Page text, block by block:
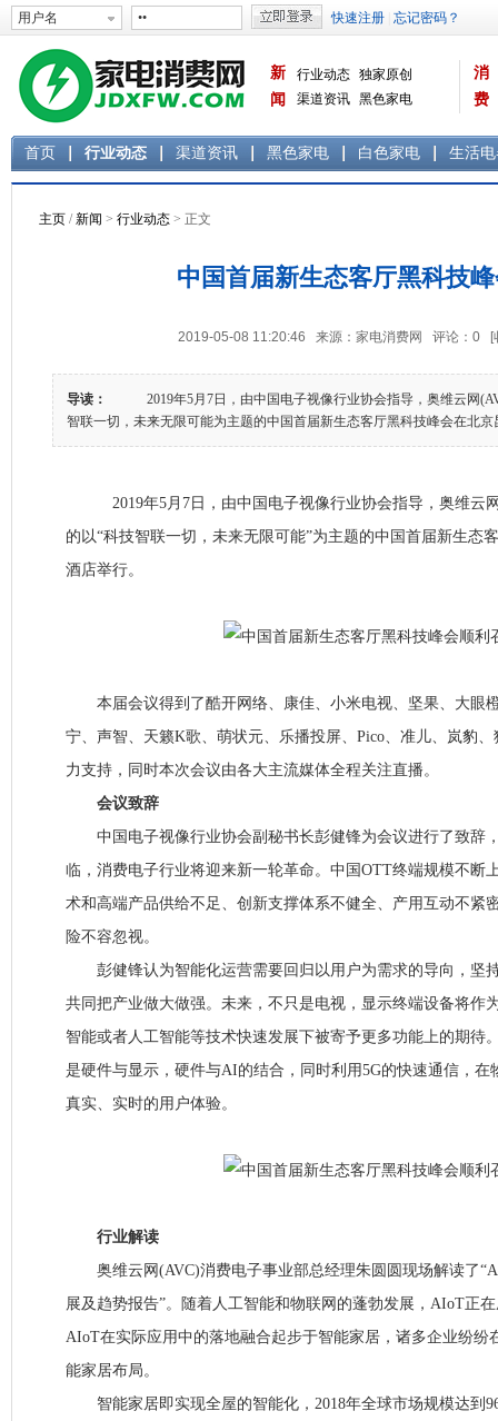
新
闻
行业动态 独家原创
渠道资讯 黑色家电
消
费
首页 行业动态 渠道资讯 黑色家电 白色家电 生活
主页 /新闻 > 行业动态 > 正文
中国首届新生态客厅黑科技
2019-05-08 11:20:46 来源：家电消费网 评论： 0 [
导读：
2019年5月7日，由中国电子视像行业协会指导，奥维云网
智联一切，未来无限可能为主题的中国首届新生态客厅黑科技峰会
2019年5月7日，由中国电子视像行业协会指导，奥维云网
的以“科技智联一切，未来无限可能”为主题的中国首届新生态
酒店举行。
本届会议得到了酷开网络、康佳、小米电视、坚果、大眼
宁、声智、天籁K歌、萌状元、乐播投屏、Pico、准儿、岚豹
力支持，同时本次会议由各大主流媒体全程关注直播。
会议致辞
中国电子视像行业协会副秘书长彭健锋为会议进行了致辞
临，消费电子行业将迎来新一轮革命。中国OTT终端规模不断
术和高端产品供给不足、创新支撑体系不健全、产用互动不紧
险不容忽视。
彭健锋认为智能化运营需要回归以用户为需求的导向，坚
共同把产业做大做强。未来，不只是电视，显示终端设备将作
智能或者人工智能等技术快速发展下被寄予更多功能上的期待
是硬件与显示，硬件与AI的结合，同时利用5G的快速通信，在
真实、实时的用户体验。
行业解读
奥维云网(AVC)消费电子事业部总经理朱圆圆现场解读了
展及趋势报告”。随着人工智能和物联网的蓬勃发展，AIoT正
AIoT在实际应用中的落地融合起步于智能家居，诸多企业纷纷
能家居布局。
智能家居即实现全屋的智能化，2018年全球市场规模达到